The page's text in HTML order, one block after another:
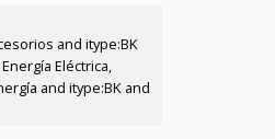
and itype:BK
Eléctrica,
and itype:BK and